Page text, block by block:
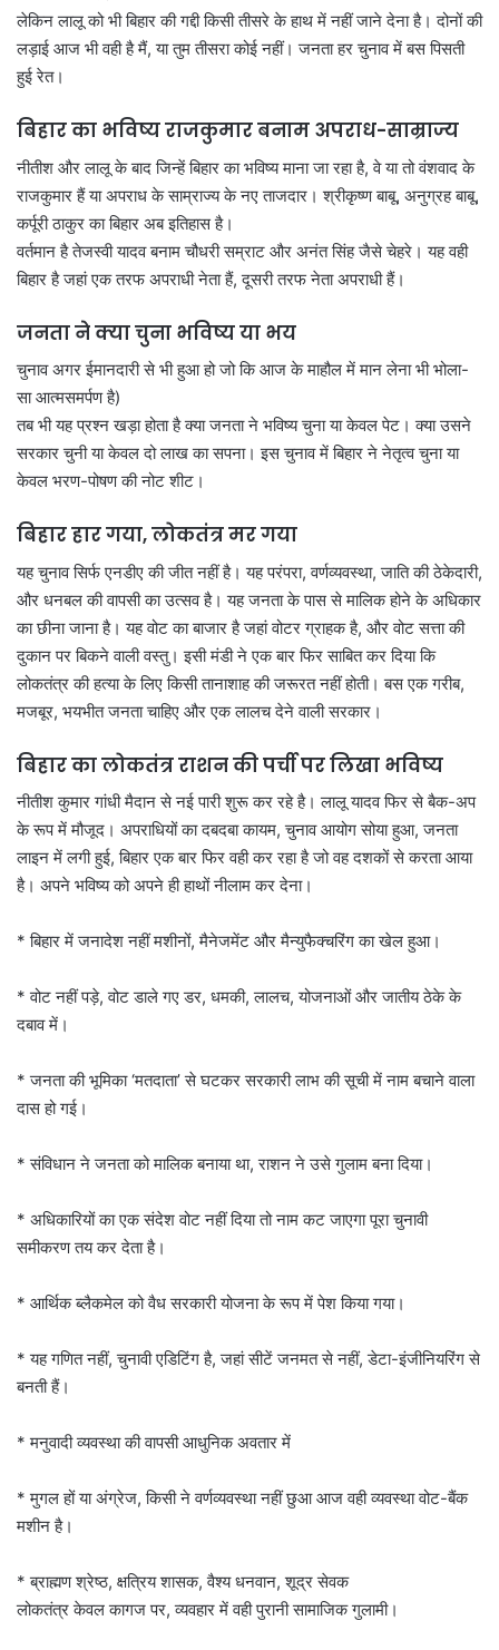
लेकिन लालू को भी बिहार की गद्दी किसी तीसरे के हाथ में नहीं जाने देना है। दोनों की
लड़ाई आज भी वही है मैं, या तुम तीसरा कोई नहीं। जनता हर चुनाव में बस पिसती
हुई रेत।
बिहार का भविष्य राजकुमार बनाम अपराध-साम्राज्य
नीतीश और लालू के बाद जिन्हें बिहार का भविष्य माना जा रहा है, वे या तो वंशवाद के
राजकुमार हैं या अपराध के साम्राज्य के नए ताजदार। श्रीकृष्ण बाबू, अनुग्रह बाबू,
कर्पूरी ठाकुर का बिहार अब इतिहास है।
वर्तमान है तेजस्वी यादव बनाम चौधरी सम्राट और अनंत सिंह जैसे चेहरे। यह वही
बिहार है जहां एक तरफ अपराधी नेता हैं, दूसरी तरफ नेता अपराधी हैं।
जनता ने क्या चुना भविष्य या भय
चुनाव अगर ईमानदारी से भी हुआ हो जो कि आज के माहौल में मान लेना भी भोला-
सा आत्मसमर्पण है)
तब भी यह प्रश्न खड़ा होता है क्या जनता ने भविष्य चुना या केवल पेट। क्या उसने
सरकार चुनी या केवल दो लाख का सपना। इस चुनाव में बिहार ने नेतृत्व चुना या
केवल भरण-पोषण की नोट शीट।
बिहार हार गया, लोकतंत्र मर गया
यह चुनाव सिर्फ एनडीए की जीत नहीं है। यह परंपरा, वर्णव्यवस्था, जाति की ठेकेदारी,
और धनबल की वापसी का उत्सव है। यह जनता के पास से मालिक होने के अधिकार
का छीना जाना है। यह वोट का बाजार है जहां वोटर ग्राहक है, और वोट सत्ता की
दुकान पर बिकने वाली वस्तु। इसी मंडी ने एक बार फिर साबित कर दिया कि
लोकतंत्र की हत्या के लिए किसी तानाशाह की जरूरत नहीं होती। बस एक गरीब,
मजबूर, भयभीत जनता चाहिए और एक लालच देने वाली सरकार।
बिहार का लोकतंत्र राशन की पर्ची पर लिखा भविष्य
नीतीश कुमार गांधी मैदान से नई पारी शुरू कर रहे है। लालू यादव फिर से बैक-अप
के रूप में मौजूद। अपराधियों का दबदबा कायम, चुनाव आयोग सोया हुआ, जनता
लाइन में लगी हुई, बिहार एक बार फिर वही कर रहा है जो वह दशकों से करता आया
है। अपने भविष्य को अपने ही हाथों नीलाम कर देना।
* बिहार में जनादेश नहीं मशीनों, मैनेजमेंट और मैन्युफैक्चरिंग का खेल हुआ।
* वोट नहीं पड़े, वोट डाले गए डर, धमकी, लालच, योजनाओं और जातीय ठेके के
दबाव में।
* जनता की भूमिका ‘मतदाता’ से घटकर सरकारी लाभ की सूची में नाम बचाने वाला
दास हो गई।
* संविधान ने जनता को मालिक बनाया था, राशन ने उसे गुलाम बना दिया।
* अधिकारियों का एक संदेश वोट नहीं दिया तो नाम कट जाएगा पूरा चुनावी
समीकरण तय कर देता है।
* आर्थिक ब्लैकमेल को वैध सरकारी योजना के रूप में पेश किया गया।
* यह गणित नहीं, चुनावी एडिटिंग है, जहां सीटें जनमत से नहीं, डेटा-इंजीनियरिंग से
बनती हैं।
* मनुवादी व्यवस्था की वापसी आधुनिक अवतार में
* मुगल हों या अंग्रेज, किसी ने वर्णव्यवस्था नहीं छुआ आज वही व्यवस्था वोट-बैंक
मशीन है।
* ब्राह्मण श्रेष्ठ, क्षत्रिय शासक, वैश्य धनवान, शूद्र सेवक
लोकतंत्र केवल कागज पर, व्यवहार में वही पुरानी सामाजिक गुलामी।